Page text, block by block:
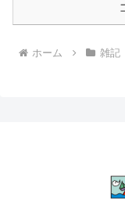
ホーム 雑記